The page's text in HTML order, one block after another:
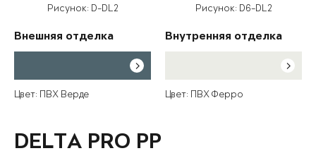
Рисунок: D-DL2
Внешняя отделка
Цвет: ПВХ Верде
Рисунок: D6-DL2
Внутренняя отделка
Цвет: ПВХ Ферро
DELTA PRO PP